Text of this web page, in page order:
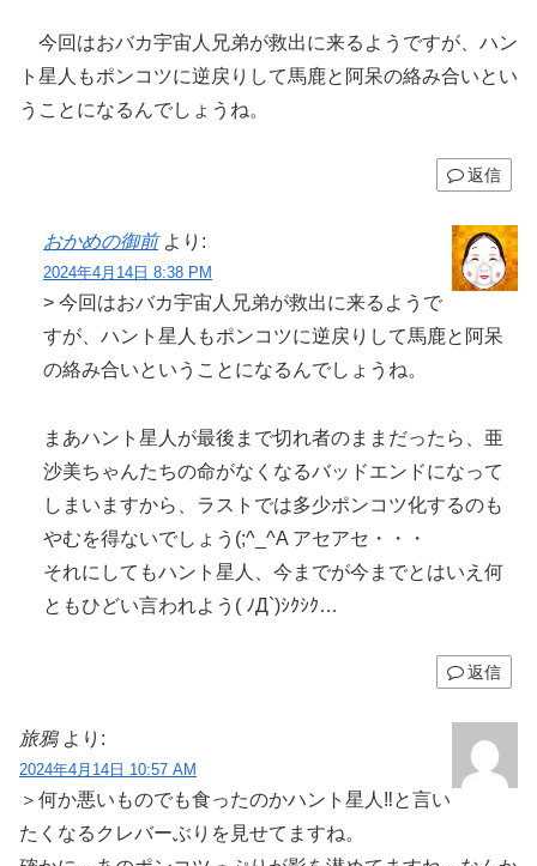
今回はおバカ宇宙人兄弟が救出に来るようですが、ハン
ト星人もポンコツに逆戻りして馬鹿と阿呆の絡み合いとい
うことになるんでしょうね。
返信
おかめの御前 より:
2024年4月14日 8:38 PM
> 今回はおバカ宇宙人兄弟が救出に来るようで
すが、ハント星人もポンコツに逆戻りして馬鹿と阿呆
の絡み合いということになるんでしょうね。
まあハント星人が最後まで切れ者のままだったら、亜
沙美ちゃんたちの命がなくなるバッドエンドになって
しまいますから、ラストでは多少ポンコツ化するのも
やむを得ないでしょう(;^_^A アセアセ・・・
それにしてもハント星人、今までが今までとはいえ何
ともひどい言われよう( ﾉД`)ｼｸｼｸ…
返信
旅鴉 より:
2024年4月14日 10:57 AM
＞何か悪いものでも食ったのかハント星人‼と言い
たくなるクレバーぶりを見せてますね。